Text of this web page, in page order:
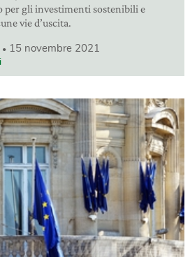
per gli investimenti sostenibili e
vie d’uscita.
15 novembre 2021